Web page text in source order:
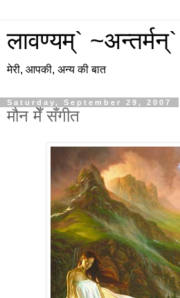
लावण्यम्` ~अन्तर्मन्`
मेरी, आपकी, अन्य की बात
Saturday, September 29, 2007
मौन मेँ सँगीत